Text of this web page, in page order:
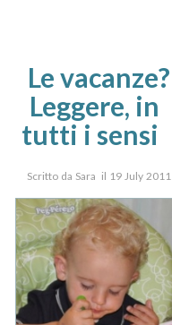
Le vacanze?
Leggere, in
tutti i sensi
Scritto da Sara il 19 July 2011